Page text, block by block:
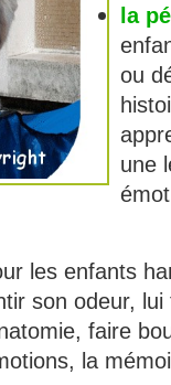
la
ou
une
les enfants
son odeur, lui
faire
la